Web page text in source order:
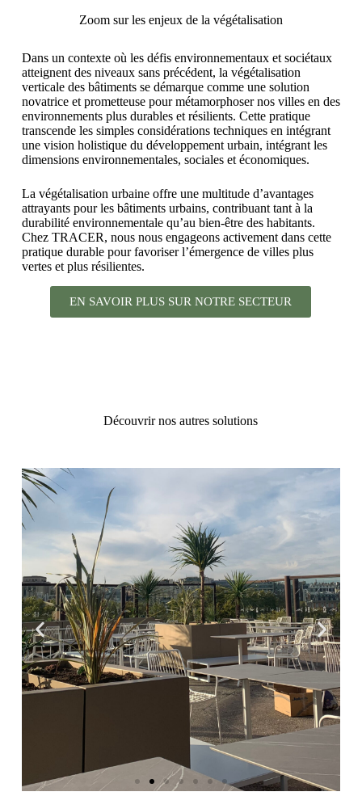
Zoom sur les enjeux de la végétalisation
Dans un contexte où les défis environnementaux et sociétaux
atteignent des niveaux sans précédent, la végétalisation
verticale des bâtiments se démarque comme une solution
novatrice et prometteuse pour métamorphoser nos villes en des
environnements plus durables et résilients. Cette pratique
transcende les simples considérations techniques en intégrant
une vision holistique du développement urbain, intégrant les
dimensions environnementales, sociales et économiques.
La végétalisation urbaine offre une multitude d’avantages
attrayants pour les bâtiments urbains, contribuant tant à la
durabilité environnementale qu’au bien-être des habitants.
Chez TRACER, nous nous engageons activement dans cette
pratique durable pour favoriser l’émergence de villes plus
vertes et plus résilientes.
EN SAVOIR PLUS SUR NOTRE SECTEUR
Découvrir nos autres solutions